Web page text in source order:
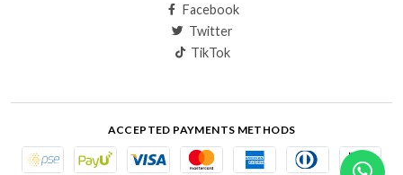
Facebook
Twitter
TikTok
ACCEPTED PAYMENTS METHODS